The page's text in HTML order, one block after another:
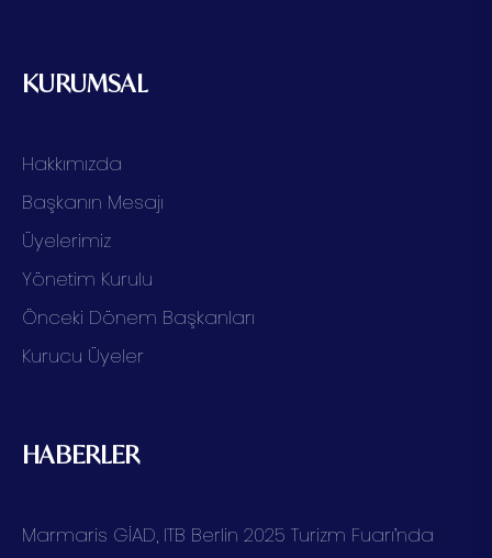
KURUMSAL
Hakkımızda
Başkanın Mesajı
Üyelerimiz
Yönetim Kurulu
Önceki Dönem Başkanları
Kurucu Üyeler
HABERLER
Marmaris GİAD, ITB Berlin 2025 Turizm Fuarı’nda